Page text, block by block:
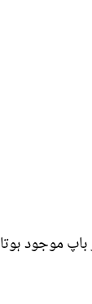
موجود ہوتا